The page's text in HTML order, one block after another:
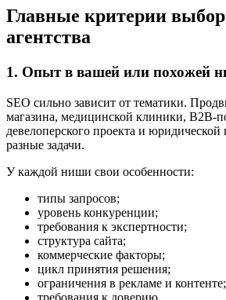
Главные критерии
агентства
1. Опыт в вашей или похожей
SEO сильно зависит от тематики.
магазина, медицинской клиники, B2B-
девелоперского проекта и
разные задачи.
У каждой ниши свои особенности:
типы запросов;
уровень конкуренции;
требования к экспертности;
структура сайта;
коммерческие факторы;
цикл принятия решения;
ограничения в рекламе и контенте;
требования к доверию.